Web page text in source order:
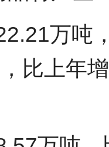
万吨
比上年